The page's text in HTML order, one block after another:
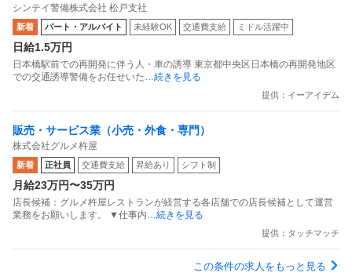
シンテイ警備株式会社 松戸支社
新着 パート・アルバイト 未経験OK 交通費支給 ミドル活躍中
日給1.5万円
日本橋駅前での再開発に伴う人・車の誘導 東京都中央区日本橋の再開発地区
での交通誘導警備をお任せいた …続きを見る
提供：イーアイデム
販売・サービス業（小売・外食・専門）
株式会社グルメ杵屋
新着 正社員 交通費支給 昇給あり シフト制
月給23万円〜35万円
店長候補：グルメ杵屋レストランが経営する各店舗での店長候補として運営
業務をお願いします。 ▼仕事内 …続きを見る
提供：タッチマッチ
この条件の求人をもっと見る